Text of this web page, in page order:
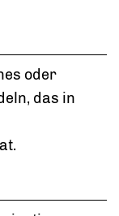
oder
das in